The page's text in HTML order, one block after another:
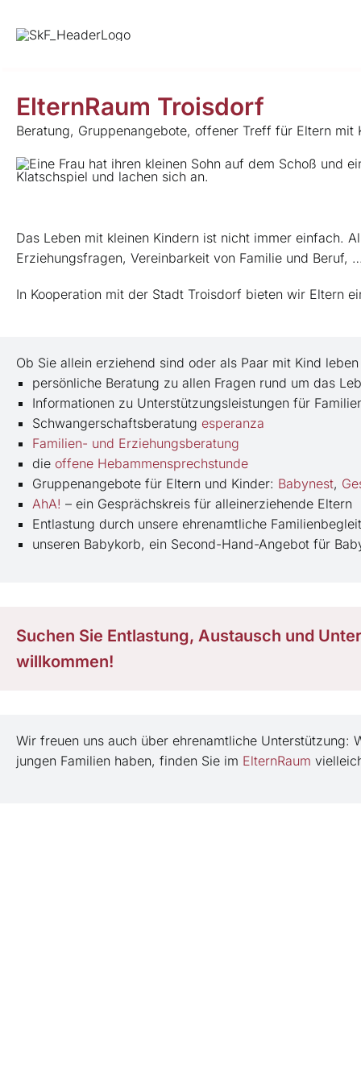
ElternRaum Troisdorf
Beratung, Gruppenangebote, offener Treff für Eltern mit
Das Leben mit kleinen Kindern ist nicht immer einfach.
Erziehungsfragen, Vereinbarkeit von Familie und Beruf,
In Kooperation mit der Stadt Troisdorf bieten wir Eltern
Ob Sie allein erziehend sind oder als Paar mit Kind
persönliche Beratung zu allen Fragen rund um das
Informationen zu Unterstützungsleistungen für
Schwangerschaftsberatung esperanza
Familien- und Erziehungsberatung
die offene Hebammensprechstunde
Gruppenangebote für Eltern und Kinder: Babynest,
AhA! – ein Gesprächskreis für alleinerziehende Eltern
Entlastung durch unsere ehrenamtliche
unseren Babykorb, ein Second-Hand-Angebot für
Suchen Sie Entlastung, Austausch und
willkommen!
Wir freuen uns auch über ehrenamtliche Unterstützung:
jungen Familien haben, finden Sie im ElternRaum